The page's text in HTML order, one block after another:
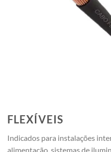
FLEXÍVEIS
Indicados para instalações
alimentação, sistemas de